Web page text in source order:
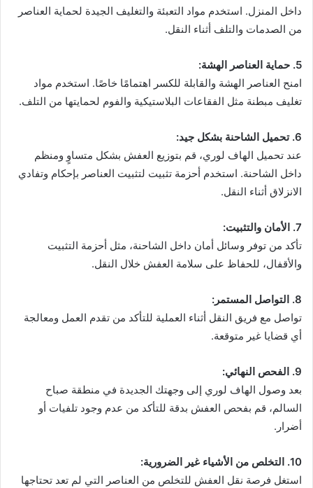
داخل المنزل. استخدم مواد التعبئة والتغليف الجيدة لحماية العناصر
من الصدمات والتلف أثناء النقل.
5. حماية العناصر الهشة:
امنح العناصر الهشة والقابلة للكسر اهتمامًا خاصًا. استخدم مواد
تغليف مبطنة مثل الفقاعات البلاستيكية والفوم لحمايتها من التلف.
6. تحميل الشاحنة بشكل جيد:
عند تحميل الهاف لوري، قم بتوزيع العفش بشكل متساوٍ ومنظم
داخل الشاحنة. استخدم أحزمة تثبيت لتثبيت العناصر بإحكام وتفادي
الانزلاق أثناء النقل.
7. الأمان والتثبيت:
تأكد من توفر وسائل أمان داخل الشاحنة، مثل أحزمة التثبيت
والأقفال، للحفاظ على سلامة العفش خلال النقل.
8. التواصل المستمر:
تواصل مع فريق النقل أثناء العملية للتأكد من تقدم العمل ومعالجة
أي قضايا غير متوقعة.
9. الفحص النهائي:
بعد وصول الهاف لوري إلى وجهتك الجديدة في منطقة صباح
السالم، قم بفحص العفش بدقة للتأكد من عدم وجود تلفيات أو
أضرار.
10. التخلص من الأشياء غير الضرورية:
استغل فرصة نقل العفش للتخلص من العناصر التي لم تعد تحتاجها